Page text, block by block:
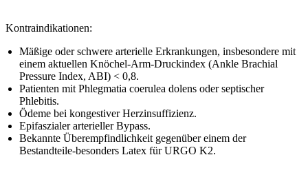
Kontraindikationen:
Mäßige oder schwere arterielle Erkrankungen, insbesondere mit
einem aktuellen Knöchel-Arm-Druckindex (Ankle Brachial
Pressure Index, ABI) < 0,8.
Patienten mit Phlegmatia coerulea dolens oder septischer
Phlebitis.
Ödeme bei kongestiver Herzinsuffizienz.
Epifaszialer arterieller Bypass.
Bekannte Überempfindlichkeit gegenüber einem der
Bestandteile-besonders Latex für URGO K2.